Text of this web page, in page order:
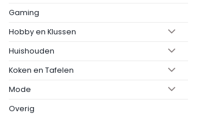
Gaming
Hobby en Klussen
Huishouden
Koken en Tafelen
Mode
Overig